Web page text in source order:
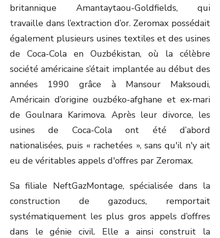
britannique Amantaytaou-Goldfields, qui
travaille dans l’extraction d’or. Zeromax possédait
également plusieurs usines textiles et des usines
de Coca-Cola en Ouzbékistan, où la célèbre
société américaine s’était implantée au début des
années 1990 grâce à Mansour Maksoudi,
Américain d’origine ouzbéko-afghane et ex-mari
de Goulnara Karimova. Après leur divorce, les
usines de Coca-Cola ont été d’abord
nationalisées, puis « rachetées », sans qu'il n'y ait
eu de véritables appels d'offres par Zeromax.
Sa filiale NeftGazMontage, spécialisée dans la
construction de gazoducs, remportait
systématiquement les plus gros appels d’offres
dans le génie civil. Elle a ainsi construit la